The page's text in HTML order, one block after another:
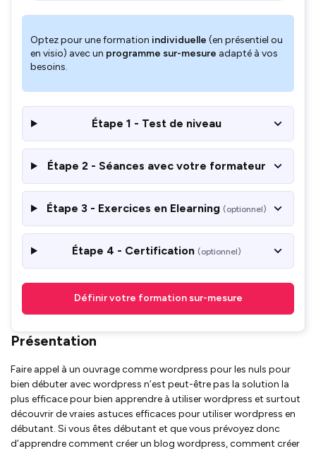
Optez pour une formation individuelle (en présentiel ou
en visio) avec un programme sur-mesure adapté à vos
besoins.
Étape 1 - Test de niveau
Étape 2 - Séances avec votre formateur
Étape 3 - Exercices en Elearning (optionnel)
Étape 4 - Certification (optionnel)
Définir votre formation sur-mesure
Présentation
Faire appel à un ouvrage comme wordpress pour les nuls pour
bien débuter avec wordpress n’est peut-être pas la solution la
plus efficace pour bien apprendre à utiliser wordpress et surtout
découvrir de vraies astuces efficaces pour utiliser wordpress en
débutant. Si vous êtes débutant et que vous prévoyez donc
d’apprendre comment créer un blog wordpress, comment créer